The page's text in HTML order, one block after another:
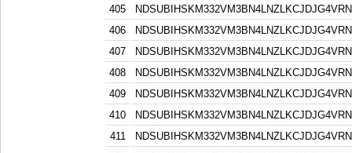
405
406
407
408
409
410
411